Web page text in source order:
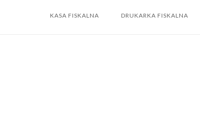
KASA FISKALNA DRUKARKA FISKALNA